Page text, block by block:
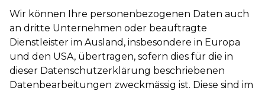
Wir können Ihre personenbezogenen Daten auch
an dritte Unternehmen oder beauftragte
Dienstleister im Ausland, insbesondere in Europa
und den USA, übertragen, sofern dies für die in
dieser Datenschutzerklärung beschriebenen
Datenbearbeitungen zweckmässig ist. Diese sind im